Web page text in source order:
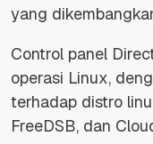
yang
Control panel
operasi Linux,
terhadap distro
FreeDSB, dan